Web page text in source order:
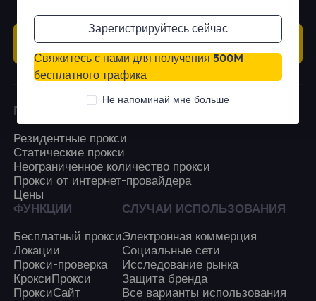
Начать
ПРОДУКЦИЯ
Резидентные прокси
Статические прокси
Неограниченное количество прокси
Прокси от интернет-провайдера
Цены
ФУНКЦИИ
Бесплатный прокси
Локации
Прокси-проверка
КроксиПрокси
ПроксиСайт
СЛУЧАИ ИСПОЛЬЗОВАНИЯ
Электронная коммерция
Социальные сети
Исследование рынка
Защита бренда
Все варианты использования
Зарегистрируйтесь сейчас
Свяжитесь с нами для получения 500M
бесплатного трафика
Не напоминай мне больше